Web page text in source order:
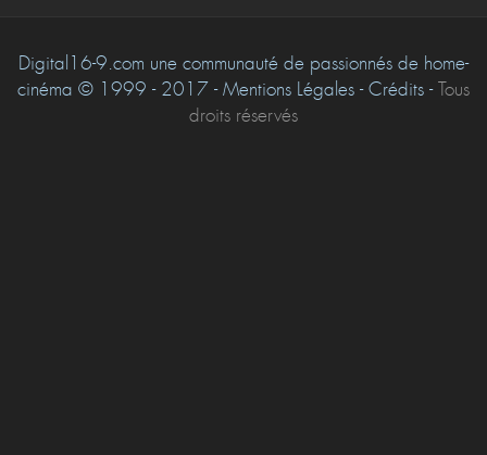
Digital16-9.com une communauté de passionnés de home-
cinéma © 1999 - 2017 - Mentions Légales - Crédits -
Tous
droits réservés